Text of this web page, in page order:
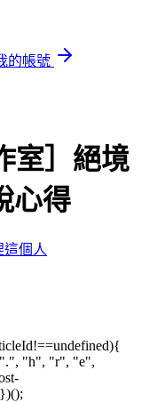
的帳號
室］絕境
心得
這個人
"h", "r", "e",